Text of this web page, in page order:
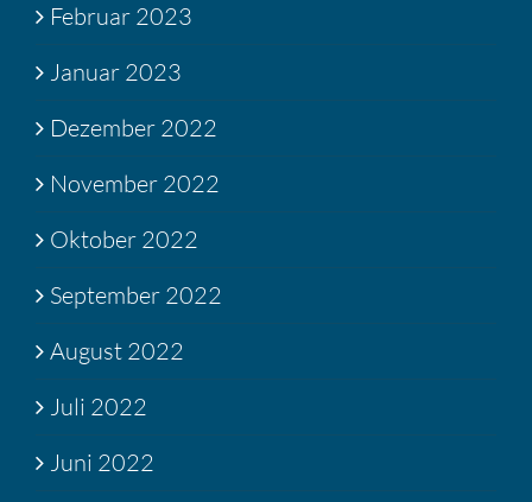
Februar 2023
Januar 2023
Dezember 2022
November 2022
Oktober 2022
September 2022
August 2022
Juli 2022
Juni 2022